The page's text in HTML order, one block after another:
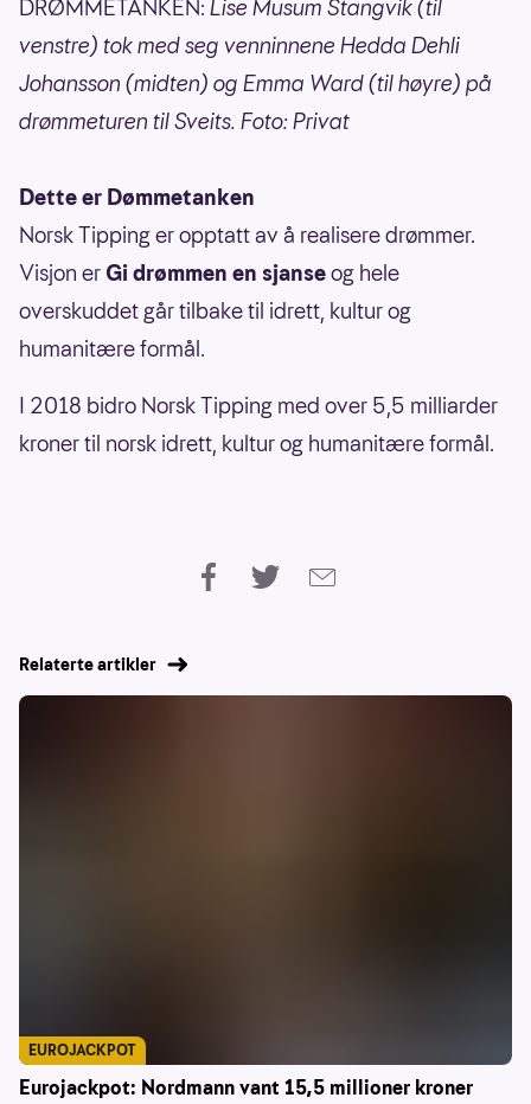
DRØMMETANKEN: Lise Musum Stangvik (til
venstre) tok med seg venninnene Hedda Dehli
Johansson (midten) og Emma Ward (til høyre) på
drømmeturen til Sveits. Foto: Privat
Dette er Dømmetanken
Norsk Tipping er opptatt av å realisere drømmer.
Visjon er Gi drømmen en sjanseog hele
overskuddet går tilbake til idrett, kultur og
humanitære formål.
I 2018 bidro Norsk Tipping med over 5,5 milliarder
kroner til norsk idrett, kultur og humanitære formål.
Relaterte artikler
Eurojackpot: Nordmann vant 15,5 millioner kroner
EUROJACKPOT